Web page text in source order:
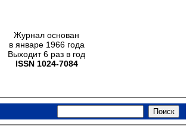
Журнал основан
в январе 1966 года
Выходит 6 раз в год
ISSN 1024-7084